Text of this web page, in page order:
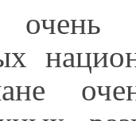
очень